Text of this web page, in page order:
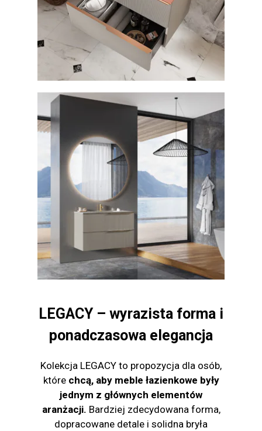
LEGACY – wyrazista forma i
ponadczasowa elegancja
Kolekcja LEGACY to propozycja dla osób,
które chcą, aby meble łazienkowe były
jednym z głównych elementów
aranżacji. Bardziej zdecydowana forma,
dopracowane detale i solidna bryła